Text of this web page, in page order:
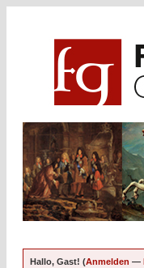
Hallo, Gast! (Anmelden —